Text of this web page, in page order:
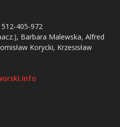
512-405-972
Barbara Malewska, Alfred
Korycki, Krzesisław